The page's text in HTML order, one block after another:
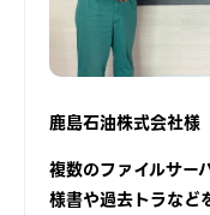
鹿島石油株式会社様
複数のファイルサー
様書や過去トラなど